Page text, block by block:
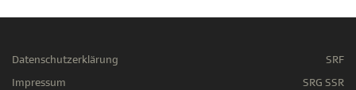
Datenschutzerklärung
Impressum
SRF
SRG SSR